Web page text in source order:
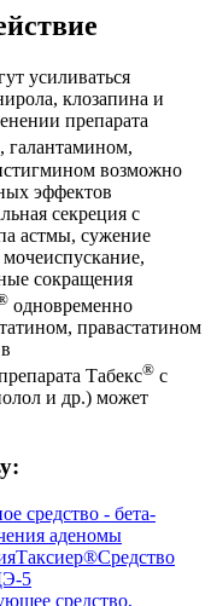
усиливаться
клозапина и
препарата
галантамином,
возможно
эффектов
секреция с
астмы, сужение
мочеиспускание,
сокращения
одновременно
правастатином
Табекс® с
и др.) может
средство - бета-
аденомы
Таксиер®Средство
5
средство,